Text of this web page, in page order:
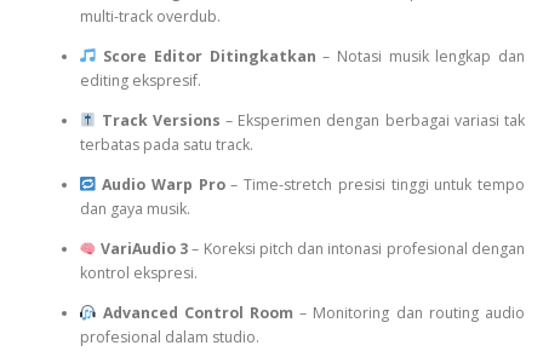
multi-track overdub.
Score Editor Ditingkatkan – Notasi musik lengkap dan
editing ekspresif.
Track Versions – Eksperimen dengan berbagai variasi tak
terbatas pada satu track.
Audio Warp Pro– Time-stretch presisi tinggi untuk tempo
dan gaya musik.
VariAudio 3– Koreksi pitch dan intonasi profesional dengan
kontrol ekspresi.
Advanced Control Room – Monitoring dan routing audio
profesional dalam studio.